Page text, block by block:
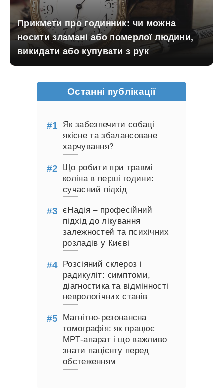
Прикмети про годинник: чи можна
носити зламані або померлої людини,
викидати або купувати з рук
Останні публікації
Як забезпечити собаці
якісне та збалансоване
харчування?
Що робити при травмі
коліна в перші години:
сучасний підхід
єНадія – професійний
підхід до лікування
залежностей та психічних
розладів у Києві
Розсіяний склероз і
радикуліт: симптоми,
діагностика та відмінності
неврологічних станів
Магнітно-резонансна
томографія: як працює
МРТ-апарат і що важливо
знати пацієнту перед
обстеженням